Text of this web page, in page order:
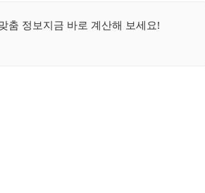
춤 정보지금 바로 계산해 보세요!